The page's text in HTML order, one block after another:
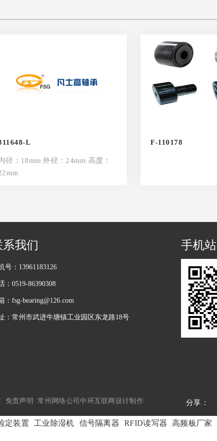
L
径：18mm 外径：24mm 高度：
F-110178
系我们
号：13961183126
：0519-86390308
： fsg-bearing@126.com
：常州市武进牛塘镇工业园区东龙路18号
手机站
免责声明 常州网络公司 中环互联网设计制作 分享：
定装置 工业除湿机 信号隔离器 RFID读写器 高频板厂家